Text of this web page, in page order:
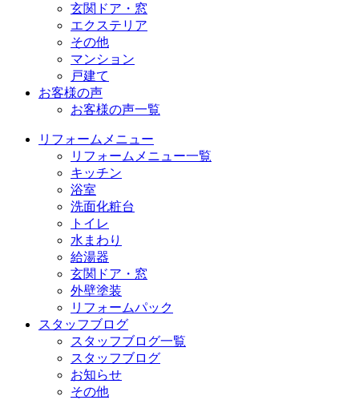
玄関ドア・窓
エクステリア
その他
マンション
戸建て
お客様の声
お客様の声一覧
リフォームメニュー
リフォームメニュー一覧
キッチン
浴室
洗面化粧台
トイレ
水まわり
給湯器
玄関ドア・窓
外壁塗装
リフォームパック
スタッフブログ
スタッフブログ一覧
スタッフブログ
お知らせ
その他